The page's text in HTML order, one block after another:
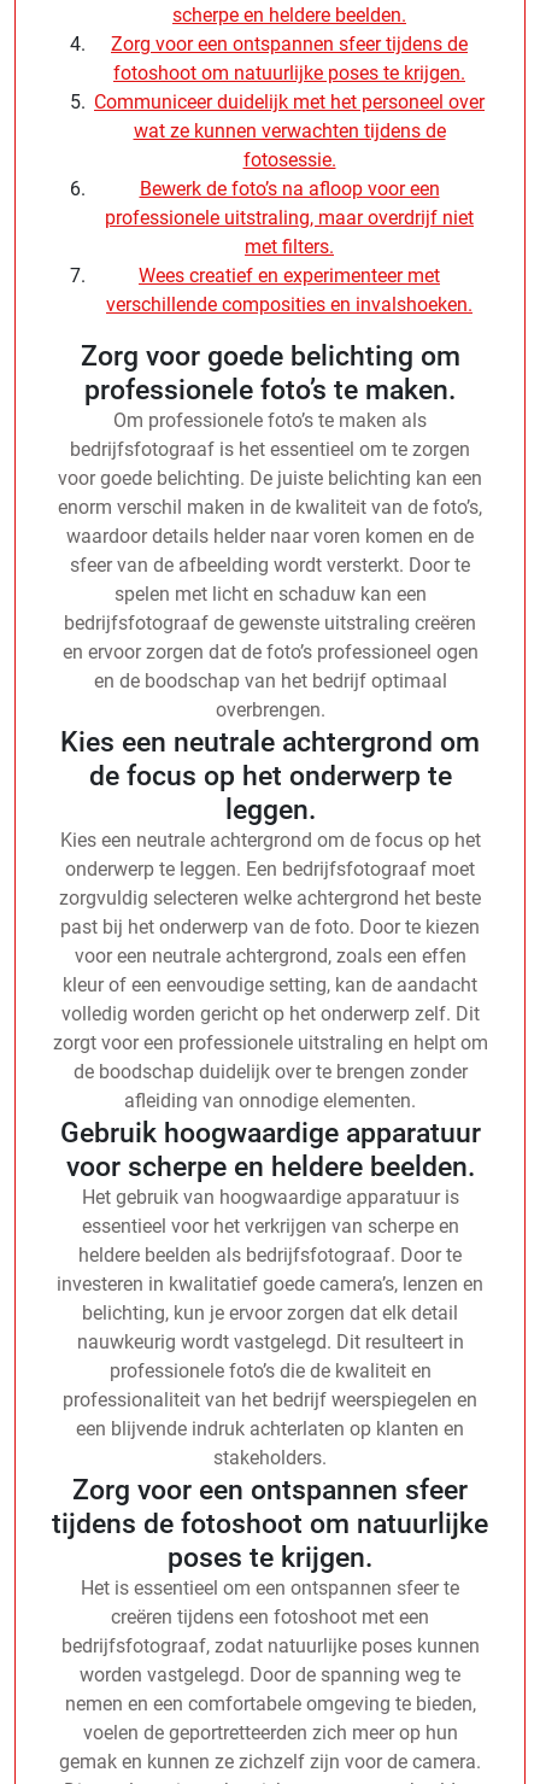
scherpe en heldere beelden.
Zorg voor een ontspannen sfeer tijdens de
fotoshoot om natuurlijke poses te krijgen.
Communiceer duidelijk met het personeel over
wat ze kunnen verwachten tijdens de
fotosessie.
Bewerk de foto’s na afloop voor een
professionele uitstraling, maar overdrijf niet
met filters.
Wees creatief en experimenteer met
verschillende composities en invalshoeken.
Zorg voor goede belichting om
professionele foto’s te maken.
Om professionele foto’s te maken als
bedrijfsfotograaf is het essentieel om te zorgen
voor goede belichting. De juiste belichting kan een
enorm verschil maken in de kwaliteit van de foto’s,
waardoor details helder naar voren komen en de
sfeer van de afbeelding wordt versterkt. Door te
spelen met licht en schaduw kan een
bedrijfsfotograaf de gewenste uitstraling creëren
en ervoor zorgen dat de foto’s professioneel ogen
en de boodschap van het bedrijf optimaal
overbrengen.
Kies een neutrale achtergrond om
de focus op het onderwerp te
leggen.
Kies een neutrale achtergrond om de focus op het
onderwerp te leggen. Een bedrijfsfotograaf moet
zorgvuldig selecteren welke achtergrond het beste
past bij het onderwerp van de foto. Door te kiezen
voor een neutrale achtergrond, zoals een effen
kleur of een eenvoudige setting, kan de aandacht
volledig worden gericht op het onderwerp zelf. Dit
zorgt voor een professionele uitstraling en helpt om
de boodschap duidelijk over te brengen zonder
afleiding van onnodige elementen.
Gebruik hoogwaardige apparatuur
voor scherpe en heldere beelden.
Het gebruik van hoogwaardige apparatuur is
essentieel voor het verkrijgen van scherpe en
heldere beelden als bedrijfsfotograaf. Door te
investeren in kwalitatief goede camera’s, lenzen en
belichting, kun je ervoor zorgen dat elk detail
nauwkeurig wordt vastgelegd. Dit resulteert in
professionele foto’s die de kwaliteit en
professionaliteit van het bedrijf weerspiegelen en
een blijvende indruk achterlaten op klanten en
stakeholders.
Zorg voor een ontspannen sfeer
tijdens de fotoshoot om natuurlijke
poses te krijgen.
Het is essentieel om een ontspannen sfeer te
creëren tijdens een fotoshoot met een
bedrijfsfotograaf, zodat natuurlijke poses kunnen
worden vastgelegd. Door de spanning weg te
nemen en een comfortabele omgeving te bieden,
voelen de geportretteerden zich meer op hun
gemak en kunnen ze zichzelf zijn voor de camera.